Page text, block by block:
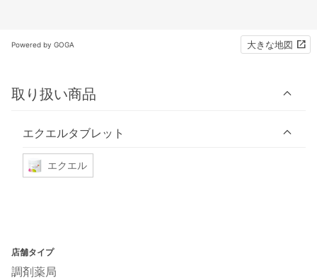
Powered by GOGA 大きな地図
取り扱い商品
エクエルタブレット
エクエル
店舗タイプ
調剤薬局